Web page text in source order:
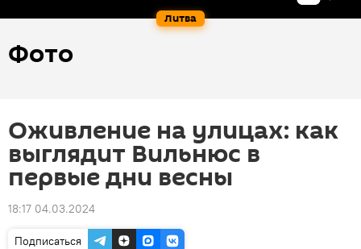
Литва
Фото
Оживление на улицах: как
выглядит Вильнюс в
первые дни весны
18:17 04.03.2024
Подписаться